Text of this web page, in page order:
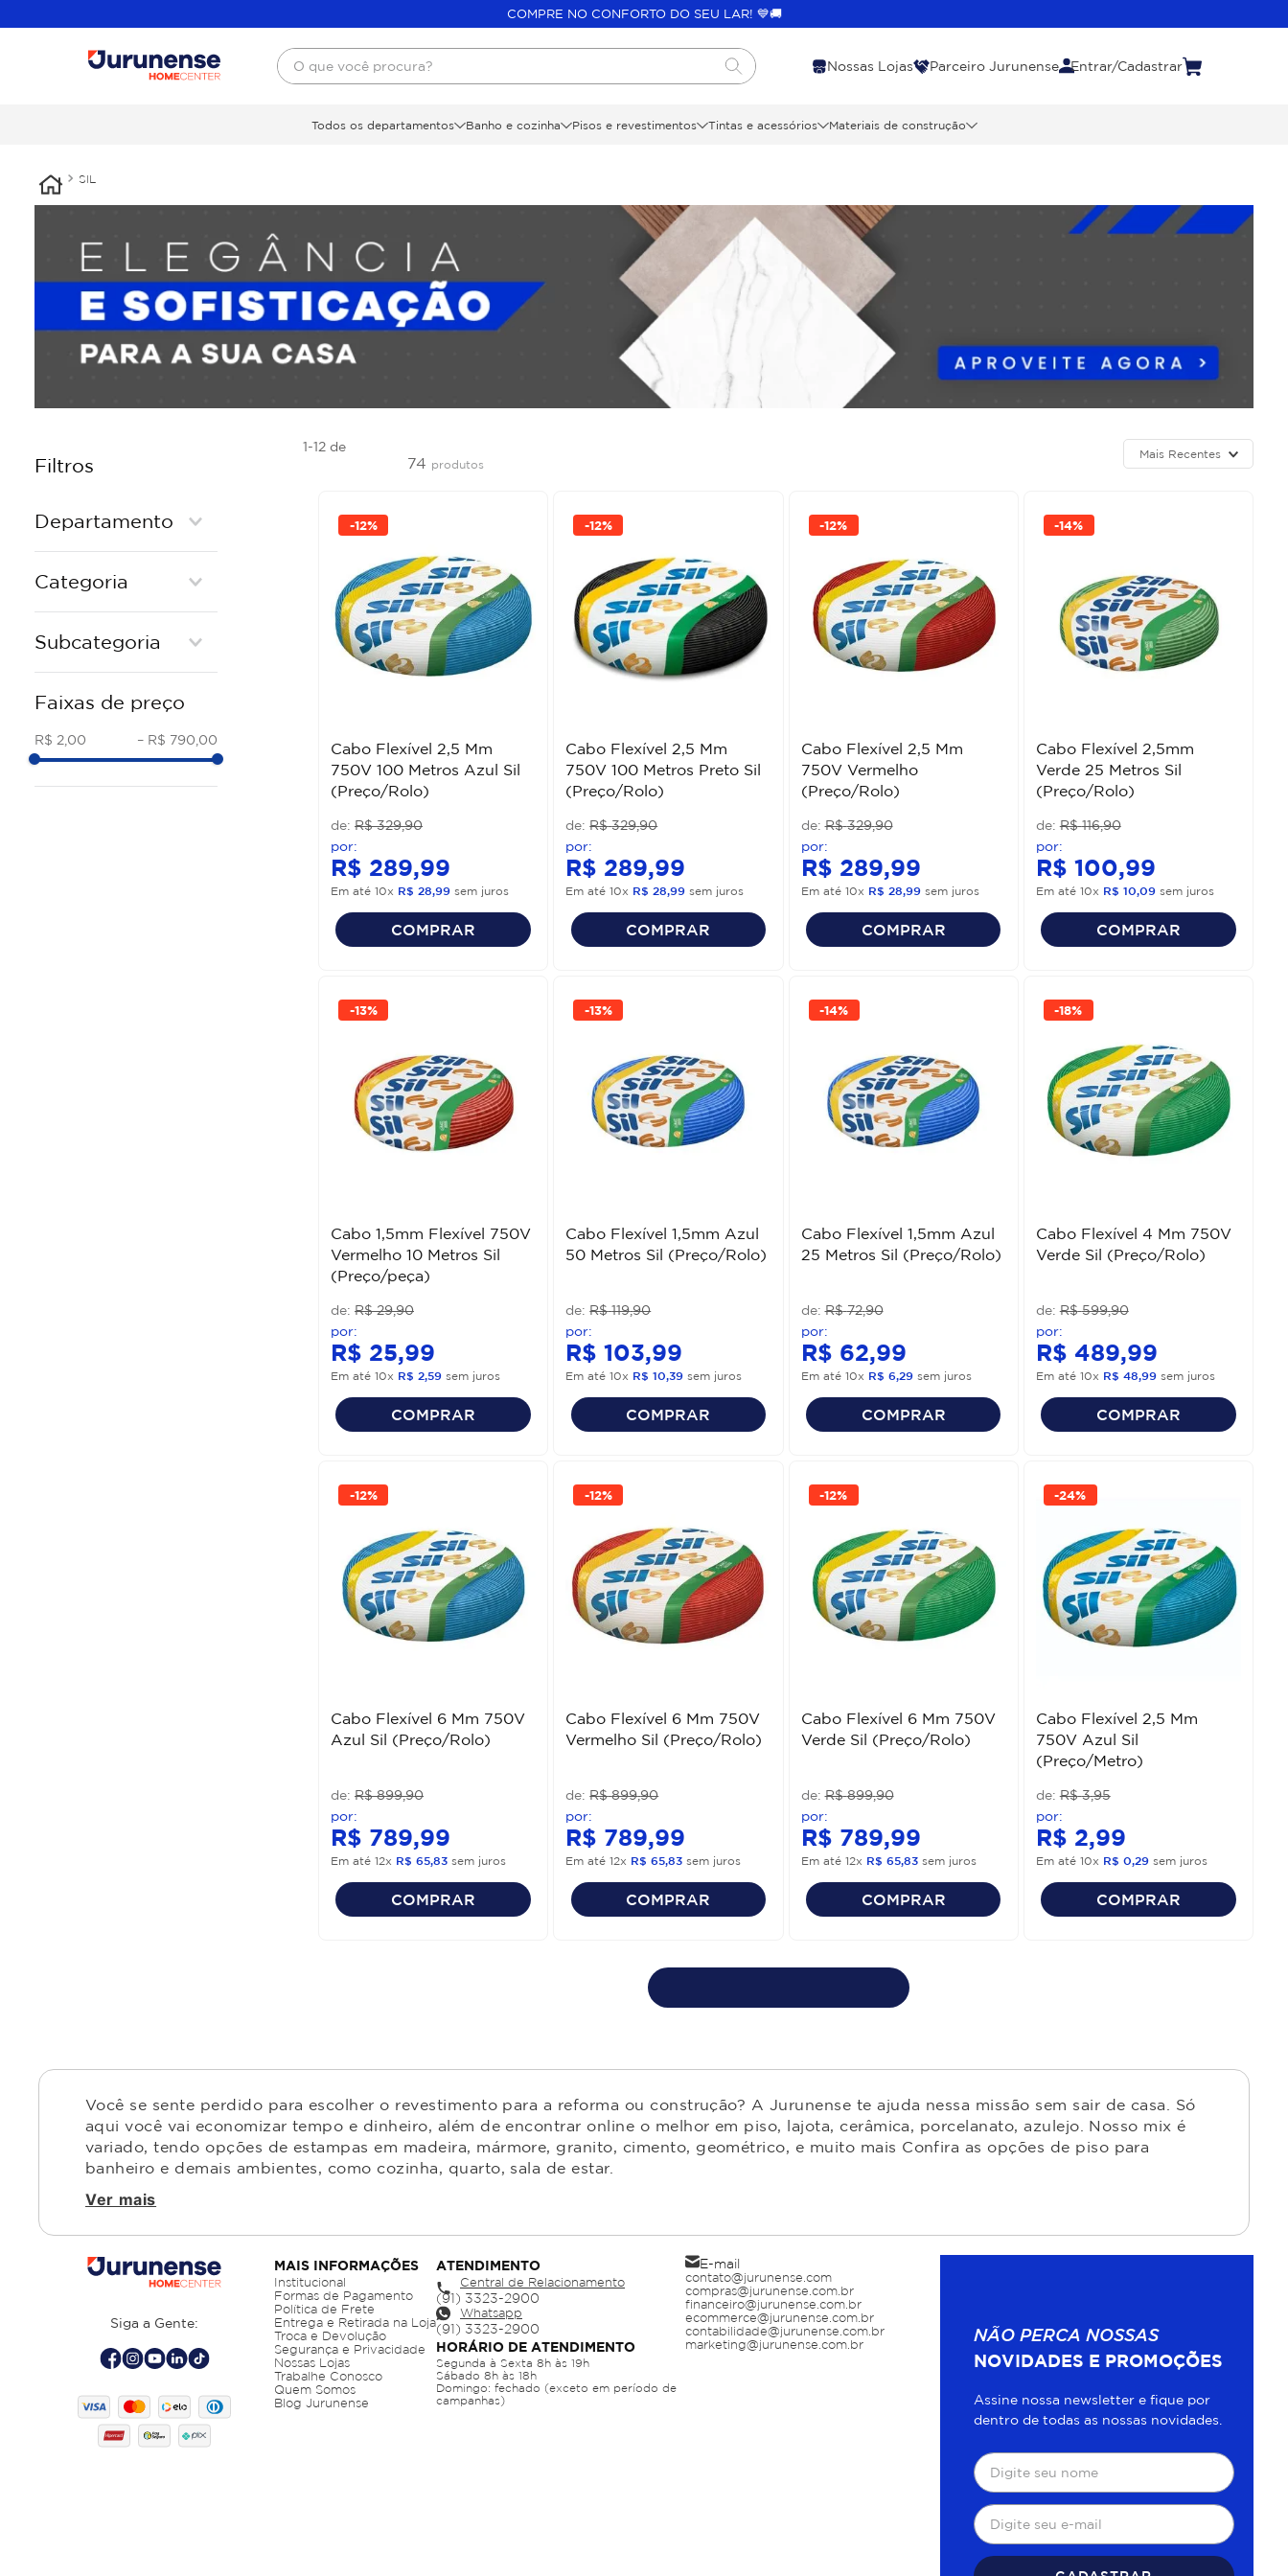
COMPRE NO CONFORTO DO SEU LAR! 💙🚚
O que você procura?
Nossas Lojas Parceiro Jurunense Entrar/Cadastrar
Todos os departamentos Banho e cozinha Pisos e revestimentos Tintas e acessórios Materiais de construção
SIL
Filtros
Departamento
Categoria
Subcategoria
Faixas de preço
R$ 2,00 – R$ 790,00
1-12 de
74 produtos
Mais Recentes
-12%
Cabo Flexível 2,5 Mm
750V 100 Metros Azul Sil
(Preço/Rolo)
R$ 329,90
R$ 289,99
Em até 10x R$ 28,99 sem juros
COMPRAR
-12%
Cabo Flexível 2,5 Mm
750V 100 Metros Preto Sil
(Preço/Rolo)
R$ 329,90
R$ 289,99
Em até10x R$ 28,99 sem juros
COMPRAR
-12%
Cabo Flexível 2,5 Mm
750V Vermelho
(Preço/Rolo)
R$ 329,90
R$ 289,99
Em até 10x R$ 28,99sem juros
COMPRAR
-14%
Cabo Flexível 2,5mm
Verde 25 Metros Sil
(Preço/Rolo)
R$ 116,90
R$ 100,99
Em até 10x R$ 10,09sem juros
COMPRAR
-13%
Cabo 1,5mm Flexível 750V
Vermelho 10 Metros Sil
(Preço/peça)
R$ 29,90
R$ 25,99
Em até 10x R$ 2,59 sem juros
COMPRAR
-13%
Cabo Flexível 1,5mm Azul
50 Metros Sil (Preço/Rolo)
R$ 119,90
R$ 103,99
Em até10x R$ 10,39 sem juros
COMPRAR
-14%
Cabo Flexível 1,5mm Azul
25 Metros Sil (Preço/Rolo)
R$ 72,90
R$ 62,99
Em até 10x R$ 6,29sem juros
COMPRAR
-18%
Cabo Flexível 4 Mm 750V
Verde Sil (Preço/Rolo)
R$ 599,90
R$ 489,99
Em até 10x R$ 48,99sem juros
COMPRAR
-12%
Cabo Flexível 6 Mm 750V
Azul Sil (Preço/Rolo)
R$ 899,90
R$ 789,99
Em até 12x R$ 65,83 sem juros
COMPRAR
-12%
Cabo Flexível 6 Mm 750V
Vermelho Sil (Preço/Rolo)
R$ 899,90
R$ 789,99
Em até12x R$ 65,83 sem juros
COMPRAR
-12%
Cabo Flexível 6 Mm 750V
Verde Sil (Preço/Rolo)
R$ 899,90
R$ 789,99
Em até 12x R$ 65,83sem juros
COMPRAR
-24%
Cabo Flexível 2,5 Mm
750V Azul Sil
(Preço/Metro)
R$ 3,95
R$ 2,99
Em até 10x R$ 0,29sem juros
COMPRAR
Você se sente perdido para escolher o revestimento para a reforma ou construção? A Jurunense te ajuda nessa missão sem sair de casa. Só
aqui você vai economizar tempo e dinheiro, além de encontrar online o melhor em piso, lajota, cerâmica, porcelanato, azulejo. Nosso mix é
variado, tendo opções de estampas em madeira, mármore, granito, cimento, geométrico, e muito mais Confira as opções de piso para
banheiro e demais ambientes, como cozinha, quarto, sala de estar.
Ver mais
Siga a Gente:
MAIS INFORMAÇÕES
Institucional
Formas de Pagamento
Política de Frete
Entrega e Retirada na Loja
Troca e Devolução
Segurança e Privacidade
Nossas Lojas
Trabalhe Conosco
Quem Somos
Blog Jurunense
ATENDIMENTO
Central de Relacionamento
Whatsapp
HORÁRIO DE ATENDIMENTO
Segunda à Sexta 8h às 19h
Sábado 8h às 18h
Domingo: fechado (exceto em período de
campanhas)
E-mail
contato@jurunense.com
compras@jurunense.com.br
financeiro@jurunense.com.br
ecommerce@jurunense.com.br
contabilidade@jurunense.com.br
marketing@jurunense.com.br
NÃO PERCA NOSSAS
NOVIDADES E PROMOÇÕES
Assine nossa newsletter e fique por
dentro de todas as nossas novidades.